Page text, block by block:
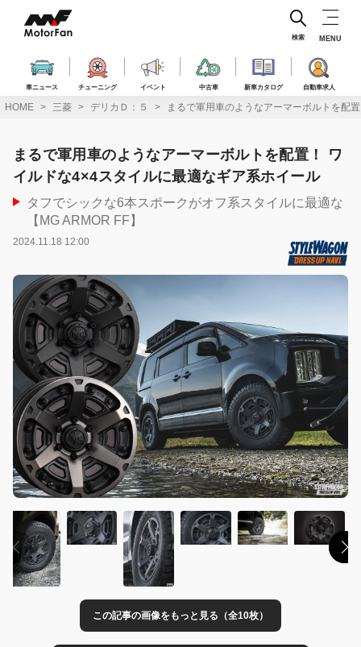
ス
車ニュース チューニング イベント 中古車 新車カタログ 自動車求人
検索 MENU
HOME 三菱 デリカＤ：５ まるで軍用車のようなアーマーボルトを配
まるで軍用車のようなアーマーボルトを配置！ ワ
イルドな4×4スタイルに最適なギア系ホイール
タフでシックな6本スポークがオフ系スタイルに最適な
【MG ARMOR FF】
2024.11.18 12:00
この記事の画像をもっと見る（全10枚）